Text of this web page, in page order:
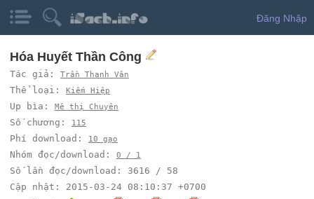
Đăng Nhập
Hóa Huyết Thần Công
Tác giả: Trần Thanh Vân
Thể loại: Kiếm Hiệp
Up bìa: Mê thị Chuyên
Số chương: 115
Phí download: 10 gạo
Nhóm đọc/download: 0 / 1
Số lần đọc/download: 3616 / 58
Cập nhật: 2015-03-24 08:10:37 +0700